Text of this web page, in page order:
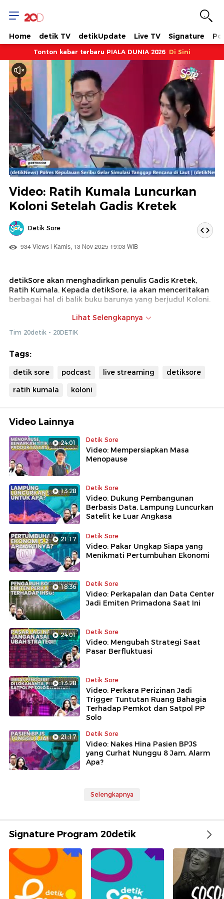
Home detik TV detikUpdate Live TV Signature
Tonton kabar terbaru PIALA DUNIA 2026 Di Sini
Berhenti
Suara
Hidup
Saat
Dimuat:
Video: Ratih Kumala Luncurkan
Koloni Setelah Gadis Kretek
Detik Sore
934 Views | Kamis, 13 Nov 2025 19:03 WIB
detikSore akan menghadirkan penulis Gadis Kretek,
Ratih Kumala. Kepada detikSore, ia akan menceritakan
berbagai hal di balik buku barunya yang berjudul Koloni.
Buku yang menyajikan perebutan kekuasaan di dunia
perebutan takhta antara dua ratu semut; yang tua
merebut takhta. Apakah cerita ini mencerminkan situasi
Lihat Selengkapnya
Tim 20detik - 20DETIK
Tags:
detik sore podcast live streaming
detiksore
ratih kumala
koloni
Video Lainnya
24:01 Detik Sore
Video: Mempersiapkan Masa
Menopause
13:28 Detik Sore
Video: Dukung Pembangunan
Berbasis Data, Lampung Luncurkan
Satelit ke Luar Angkasa
21:17 Detik Sore
Video: Pakar Ungkap Siapa yang
Menikmati Pertumbuhan Ekonomi
18:36 Detik Sore
Video: Perkapalan dan Data Center
Jadi Emiten Primadona Saat Ini
24:01 Detik Sore
Video: Mengubah Strategi Saat
Pasar Berfluktuasi
13:28 Detik Sore
Video: Perkara Perizinan Jadi
Trigger Tuntutan Ruang Bahagia
Terhadap Pemkot dan Satpol PP
Solo
21:17 Detik Sore
Video: Nakes Hina Pasien BPJS
yang Curhat Nunggu 8 Jam, Alarm
Apa?
Selengkapnya
Signature Program 20detik